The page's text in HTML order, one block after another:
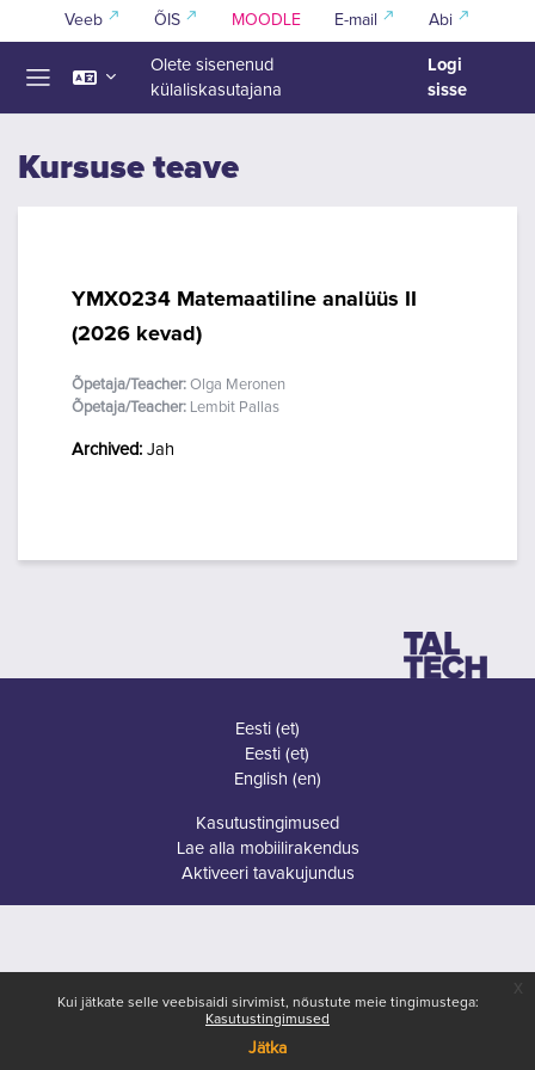
Jäta vahele peasisuni
Kui jätkate selle veebisaidi sirvimist, nõustute meie tingimustega:
Kasutustingimused
Jätka
Veeb ÕIS MOODLE E-mail Abi
Olete sisenenud
külaliskasutajana
Logi
sisse
Kursuse teave
YMX0234 Matemaatiline analüüs II
(2026 kevad)
Õpetaja/Teacher: Olga Meronen
Õpetaja/Teacher: Lembit Pallas
Archived: Jah
Eesti ‎(et)‎
Eesti ‎(et)‎
English ‎(en)‎
Kasutustingimused
Lae alla mobiilirakendus
Aktiveeri tavakujundus